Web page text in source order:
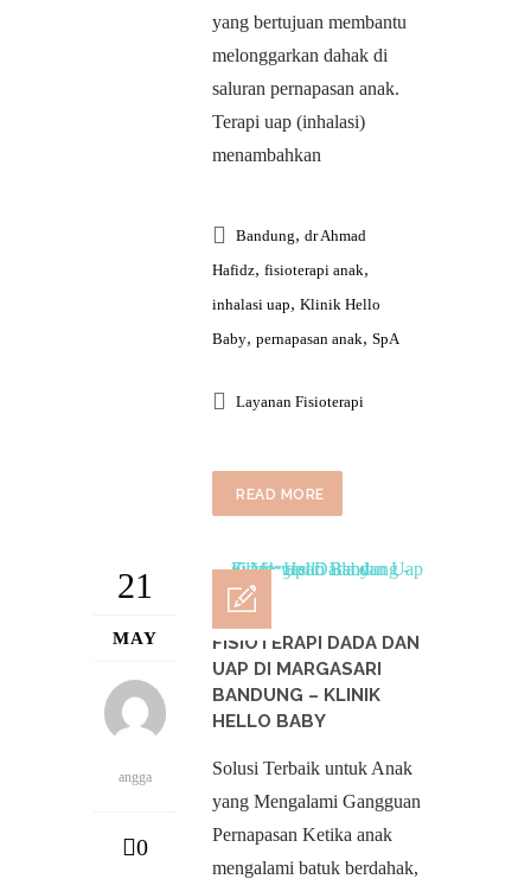
yang bertujuan membantu
melonggarkan dahak di
saluran pernapasan anak.
Terapi uap (inhalasi)
menambahkan
Bandung, dr Ahmad
Hafidz, fisioterapi anak,
inhalasi uap, Klinik Hello
Baby, pernapasan anak, SpA
Layanan Fisioterapi
READ MORE
21
MAY
angga
0
FISIOTERAPI DADA DAN
UAP DI MARGASARI
BANDUNG – KLINIK
HELLO BABY
Solusi Terbaik untuk Anak
yang Mengalami Gangguan
Pernapasan Ketika anak
mengalami batuk berdahak,